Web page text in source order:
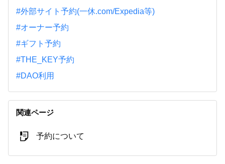
#外部サイト予約(一休.com/Expedia等)
#オーナー予約
#ギフト予約
#THE_KEY予約
#DAO利用
関連ページ
予約について